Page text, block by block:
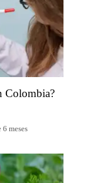
Colombia?
6 meses